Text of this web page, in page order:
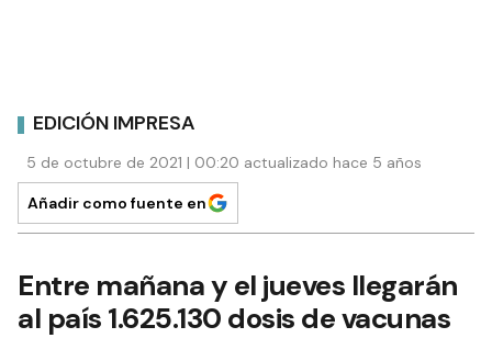
EDICIÓN IMPRESA
5 de octubre de 2021 | 00:20 actualizado hace 5 años
Añadir como fuente en
Entre mañana y el jueves llegarán
al país 1.625.130 dosis de vacunas